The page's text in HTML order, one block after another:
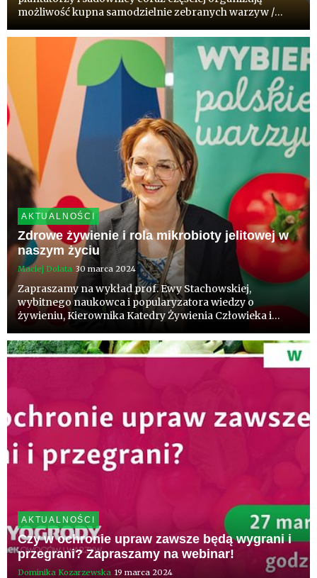
możliwość kupna samodzielnie zebranych warzyw /
dzieciom jak rosną owoce i warzywa, pokazania, że są z
pola a nie ze...
AKTUALNOŚCI
Zdrowe żywienie i rola mikrobioty jelitowej w
naszym życiu
Maciej Dolata 30 marca 2024
Zapraszamy na wykład prof. Ewy Stachowskiej,
wybitnego naukowca i popularyzatora wiedzy o
żywieniu, Kierownika Katedry Żywienia Człowieka i
Uniwersytetu Medycznego w Szczecinie.
AKTUALNOŚCI
Czy w ochronie upraw zawsze będą wygrani i
przegrani? Zapraszamy na webinar!
Dominika Kozarzewska 19 marca 2024